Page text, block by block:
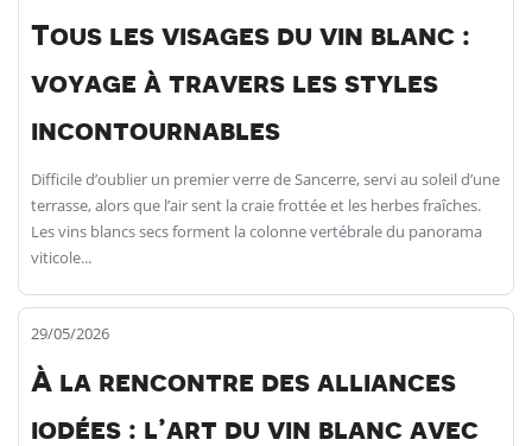
Tous les visages du vin blanc :
voyage à travers les styles
incontournables
Difficile d’oublier un premier verre de Sancerre, servi au soleil d’une
terrasse, alors que l’air sent la craie frottée et les herbes fraîches.
Les vins blancs secs forment la colonne vertébrale du panorama
viticole...
29/05/2026
À la rencontre des alliances
iodées : l’art du vin blanc avec